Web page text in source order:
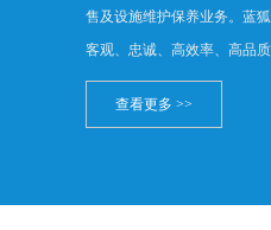
售及设施维护保养业务。蓝
客观、忠诚、高效率、高品质
查看更多 >>